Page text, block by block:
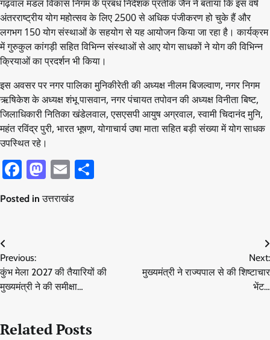
गढ़वाल मंडल विकास निगम के प्रबंध निदेशक प्रतीक जैन ने बताया कि इस वर्ष
अंतरराष्ट्रीय योग महोत्सव के लिए 2500 से अधिक पंजीकरण हो चुके हैं और
लगभग 150 योग संस्थाओं के सहयोग से यह आयोजन किया जा रहा है। कार्यक्रम
में गुरुकुल कांगड़ी सहित विभिन्न संस्थाओं से आए योग साधकों ने योग की विभिन्न
क्रियाओं का प्रदर्शन भी किया।
इस अवसर पर नगर पालिका मुनिकीरेती की अध्यक्ष नीलम बिजल्वाण, नगर निगम
ऋषिकेश के अध्यक्ष शंभू पासवान, नगर पंचायत तपोवन की अध्यक्ष विनीता बिष्ट,
जिलाधिकारी नितिका खंडेलवाल, एसएसपी आयुष अग्रवाल, स्वामी चिदानंद मुनि,
महंत रविंद्र पुरी, भारत भूषण, योगाचार्य उषा माता सहित बड़ी संख्या में योग साधक
उपस्थित रहे।
Facebook
Mastodon
Email
Posted inउत्तराखंड
Post
navigation
Previous:
कुंभ मेला 2027 की तैयारियों की
मुख्यमंत्री ने की समीक्षा…
Next:
मुख्यमंत्री ने राज्यपाल से की शिष्टाचार
भेंट…
Related Posts